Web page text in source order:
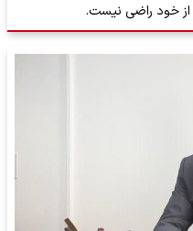
خود راضی نیست.